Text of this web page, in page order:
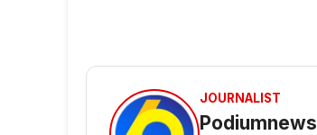
JOURNALIST
Podiumnews